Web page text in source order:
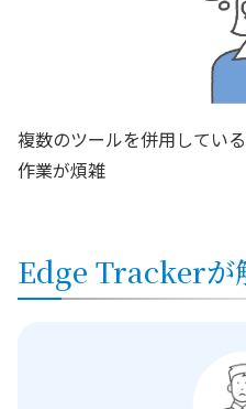
複数のツールを併用してい
作業が煩雑
Edge Trackerが